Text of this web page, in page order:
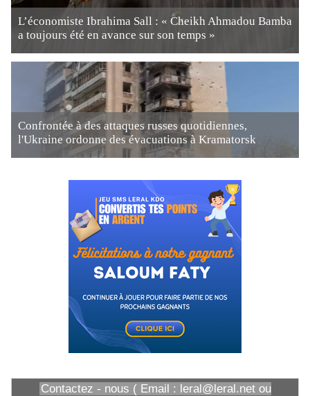
L’économiste Ibrahima Sall : « Cheikh Ahmadou Bamba
a toujours été en avance sur son temps »
Confrontée à des attaques russes quotidiennes,
l'Ukraine ordonne des évacuations à Kramatorsk
Contactez - nous ( Email : leral@leral.net ou